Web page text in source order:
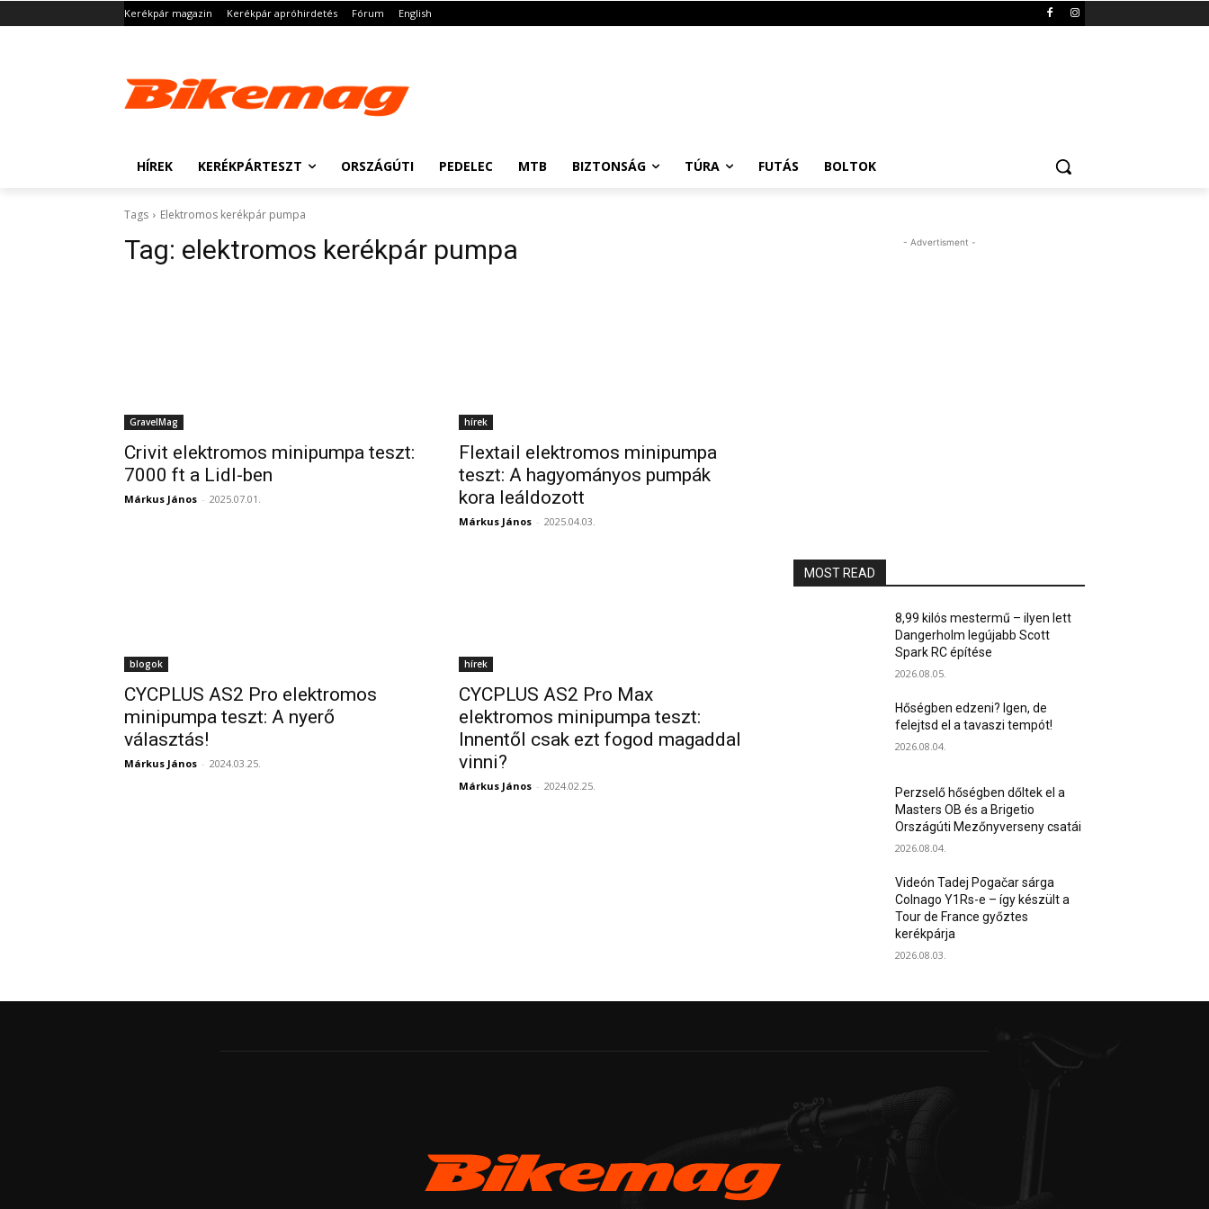
Kerékpár magazin Kerékpár apróhirdetés Fórum English
HÍREK KERÉKPÁRTESZT ORSZÁGÚTI PEDELEC MTB BIZTONSÁG TÚRA FUTÁS BOLTOK
Tags Elektromos kerékpár pumpa
Tag: elektromos kerékpár pumpa
GravelMag
Crivit elektromos minipumpa teszt:
7000 ft a Lidl-ben
Márkus János - 2025.07.01.
hírek
Flextail elektromos minipumpa
teszt: A hagyományos pumpák
kora leáldozott
Márkus János - 2025.04.03.
blogok
CYCPLUS AS2 Pro elektromos
minipumpa teszt: A nyerő
választás!
Márkus János - 2024.03.25.
hírek
CYCPLUS AS2 Pro Max
elektromos minipumpa teszt:
Innentől csak ezt fogod magaddal
vinni?
Márkus János - 2024.02.25.
- Advertisment -
MOST READ
8,99 kilós mestermű – ilyen lett
Dangerholm legújabb Scott
Spark RC építése
2026.08.05.
Hőségben edzeni? Igen, de
felejtsd el a tavaszi tempót!
2026.08.04.
Perzselő hőségben dőltek el a
Masters OB és a Brigetio
Országúti Mezőnyverseny csatái
2026.08.04.
Videón Tadej Pogačar sárga
Colnago Y1Rs-e – így készült a
Tour de France győztes
kerékpárja
2026.08.03.